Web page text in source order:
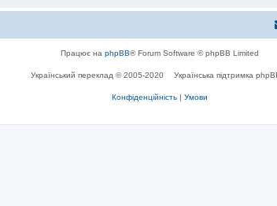
Працює на phpBB® Forum Software © phpBB Limited
Український переклад © 2005-2020 Українська підтримка
Конфіденційність | Умови